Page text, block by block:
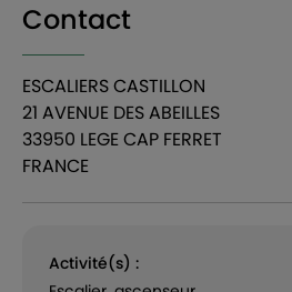
Contact
ESCALIERS CASTILLON
21 AVENUE DES ABEILLES
33950 LEGE CAP FERRET
FRANCE
Activité(s) :